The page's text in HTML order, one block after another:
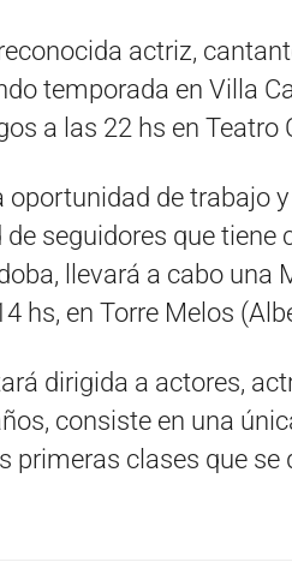
actriz,
temporada en Villa
a las 22 hs en Teatro
oportunidad de trabajo
seguidores que tiene
llevará a cabo una
hs, en Torre Melos
dirigida a actores,
consiste en una
primeras clases que